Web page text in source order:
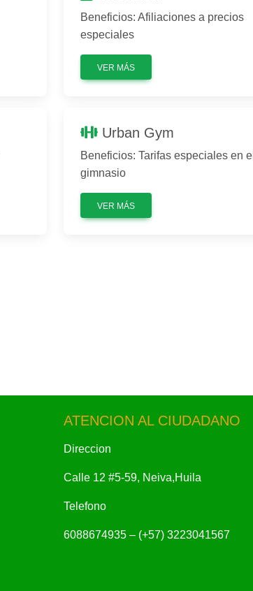
Beneficios: Afiliaciones a precios
especiales
VER MÁS
Urban Gym
Beneficios: Tarifas especiales en el
gimnasio
VER MÁS
ATENCION AL CIUDADANO
Direccion
Calle 12 #5-59, Neiva,Huila
Telefono
6088674935 – (+57) 3223041567